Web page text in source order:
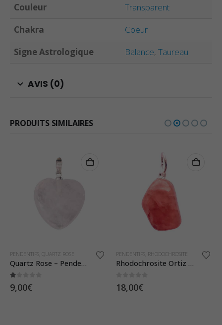
Couleur
Transparent
Chakra
Coeur
Signe Astrologique
Balance, Taureau
AVIS (0)
PRODUITS SIMILAIRES
PENDENTIFS QUARTZ ROSE
Quartz Rose – Pendentif Coeur
9,00€
PENDENTIFS RHODOCHROSITE
Rhodochrosite Ortiz – Pendentif Pierre Roulée
18,00€